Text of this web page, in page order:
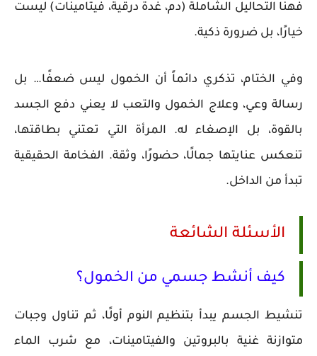
فهنا التحاليل الشاملة (دم، غدة درقية، فيتامينات) ليست
خيارًا، بل ضرورة ذكية.
وفي الختام، تذكري دائماً أن الخمول ليس ضعفًا… بل
رسالة وعي، وعلاج الخمول والتعب لا يعني دفع الجسد
بالقوة، بل الإصغاء له. المرأة التي تعتني بطاقتها،
تنعكس عنايتها جمالًا، حضورًا، وثقة. الفخامة الحقيقية
تبدأ من الداخل.
الأسئلة الشائعة
كيف أنشط جسمي من الخمول؟
تنشيط الجسم يبدأ بتنظيم النوم أولًا، ثم تناول وجبات
متوازنة غنية بالبروتين والفيتامينات، مع شرب الماء